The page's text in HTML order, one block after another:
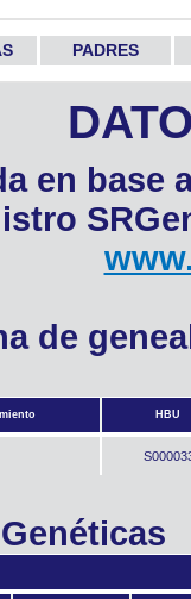
PADRES
en base
de
HBU